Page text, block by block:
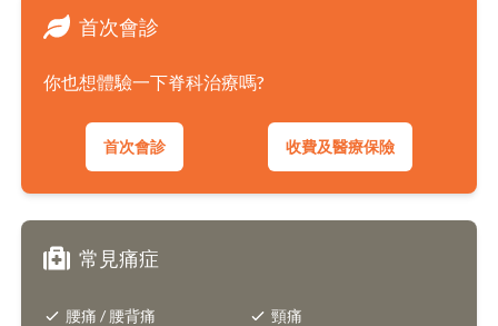
首次會診
你也想體驗一下脊科治療嗎?
首次會診 收費及醫療保險
常見痛症
腰痛 / 腰背痛 頸痛